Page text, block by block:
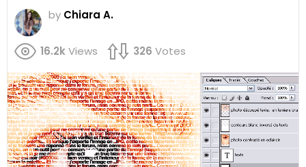
by Chiara A.
16.2kViews 326 Votes